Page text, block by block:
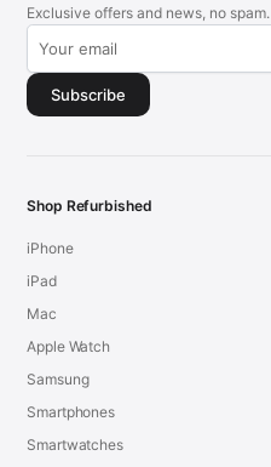
Exclusive offers and news, no spam.
Subscribe
Shop Refurbished
iPhone
iPad
Mac
Apple Watch
Samsung
Smartphones
Smartwatches